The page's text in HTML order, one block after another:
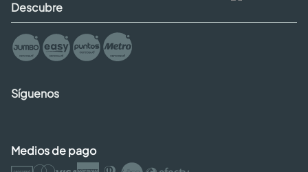
Descubre
Síguenos
Medios de pago